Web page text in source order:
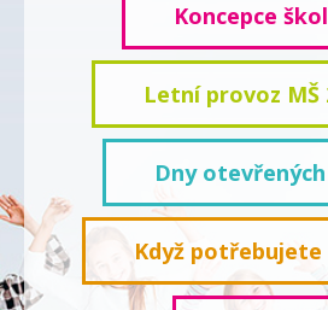
Koncepce
Letní provoz MŠ
Dny
Když potřebujete